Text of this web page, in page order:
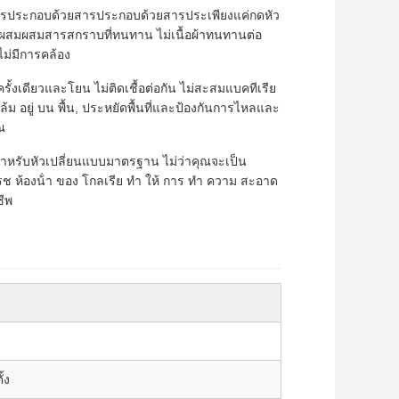
ระกอบด้วยสารประกอบด้วยสารประเพียงแค่กดหัว
มผสมสารสกราบที่ทนทาน ไม่เนื้อผ้าทนทานต่อ
มีการคล้อง
งเดียวและโยน ไม่ติดเชื้อต่อกัน ไม่สะสมแบคทีเรีย
ม อยู่ บน พื้น, ประหยัดพื้นที่และป้องกันการไหลและ
หรับหัวเปลี่ยนแบบมาตรฐาน ไม่ว่าคุณจะเป็น
ห้องน้ํา ของ โกลเรีย ทํา ให้ การ ทํา ความ สะอาด
พ